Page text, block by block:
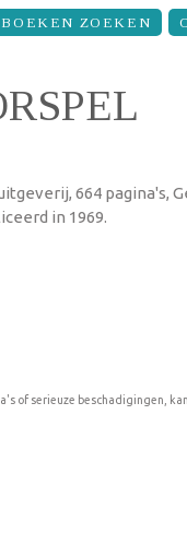
BOEKEN ZOEKEN
664 pagina's,
in 1969.
of serieuze beschadigingen,